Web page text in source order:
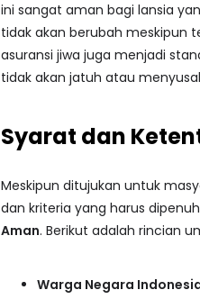
ini sangat aman bagi lansia
tidak akan berubah meskipun
asuransi jiwa juga menjadi
tidak akan jatuh atau
Syarat dan
Meskipun ditujukan untuk
dan kriteria yang harus
Aman. Berikut adalah rincian
Warga Negara